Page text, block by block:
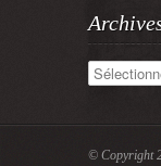
Archives
© Copyright